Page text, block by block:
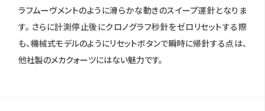
ラフムーヴメントのように滑らかな動きのスイープ運針となりま
す。 さらに計測停止後にクロノグラフ秒針をゼロリセットする際
も、機械式モデルのようにリセットボタンで瞬時に帰針する点は、
他社製のメカクォーツにはない魅力です。